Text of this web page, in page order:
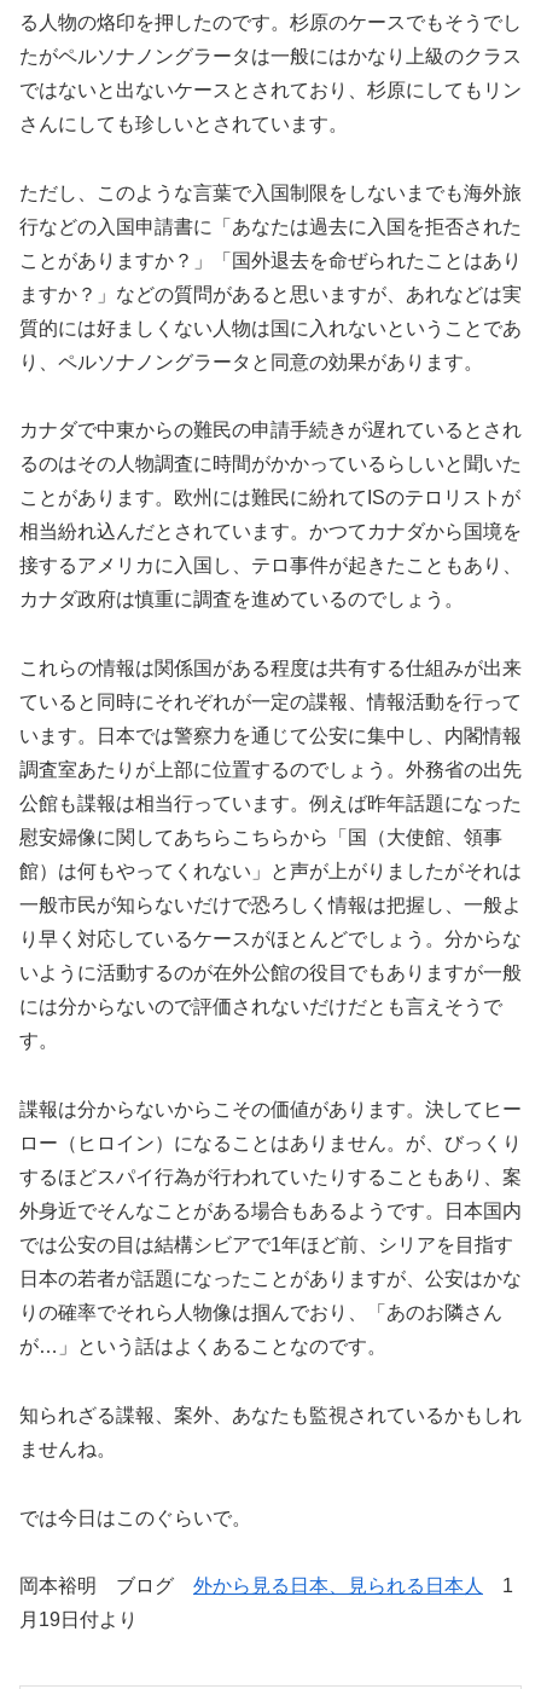
る人物の烙印を押したのです。杉原のケースでもそうでし
たがペルソナノングラータは一般にはかなり上級のクラス
ではないと出ないケースとされており、杉原にしてもリン
さんにしても珍しいとされています。
ただし、このような言葉で入国制限をしないまでも海外旅
行などの入国申請書に「あなたは過去に入国を拒否された
ことがありますか？」「国外退去を命ぜられたことはあり
ますか？」などの質問があると思いますが、あれなどは実
質的には好ましくない人物は国に入れないということであ
り、ペルソナノングラータと同意の効果があります。
カナダで中東からの難民の申請手続きが遅れているとされ
るのはその人物調査に時間がかかっているらしいと聞いた
ことがあります。欧州には難民に紛れてISのテロリストが
相当紛れ込んだとされています。かつてカナダから国境を
接するアメリカに入国し、テロ事件が起きたこともあり、
カナダ政府は慎重に調査を進めているのでしょう。
これらの情報は関係国がある程度は共有する仕組みが出来
ていると同時にそれぞれが一定の諜報、情報活動を行って
います。日本では警察力を通じて公安に集中し、内閣情報
調査室あたりが上部に位置するのでしょう。外務省の出先
公館も諜報は相当行っています。例えば昨年話題になった
慰安婦像に関してあちらこちらから「国（大使館、領事
館）は何もやってくれない」と声が上がりましたがそれは
一般市民が知らないだけで恐ろしく情報は把握し、一般よ
り早く対応しているケースがほとんどでしょう。分からな
いように活動するのが在外公館の役目でもありますが一般
には分からないので評価されないだけだとも言えそうで
す。
諜報は分からないからこその価値があります。決してヒー
ロー（ヒロイン）になることはありません。が、びっくり
するほどスパイ行為が行われていたりすることもあり、案
外身近でそんなことがある場合もあるようです。日本国内
では公安の目は結構シビアで1年ほど前、シリアを目指す
日本の若者が話題になったことがありますが、公安はかな
りの確率でそれら人物像は掴んでおり、「あのお隣さん
が…」という話はよくあることなのです。
知られざる諜報、案外、あなたも監視されているかもしれ
ませんね。
では今日はこのぐらいで。
岡本裕明 ブログ 外から見る日本、見られる日本人
1
月19日付より